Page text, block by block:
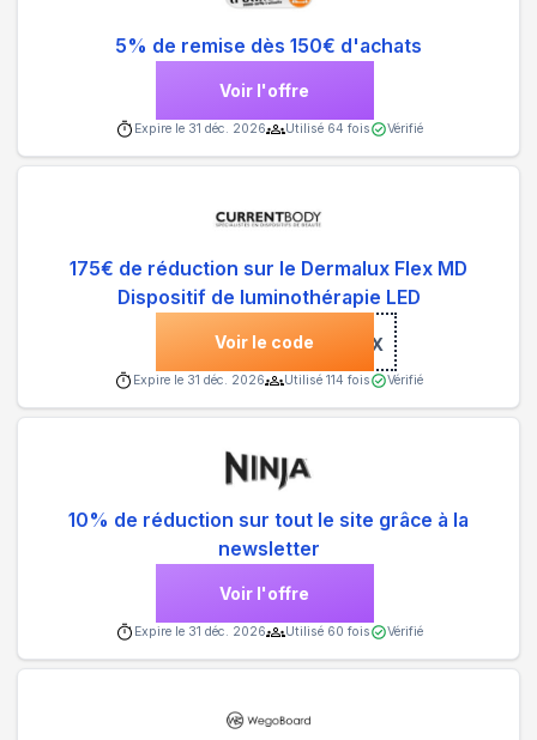
5% de remise dès 150€ d'achats
Voir l'offre
Expire le 31 déc. 2026 Utilisé 64 fois Vérifié
175€ de réduction sur le Dermalux Flex MD
Dispositif de luminothérapie LED
Voir le code
***SBELLEFLEX
Expire le 31 déc. 2026 Utilisé 114 fois Vérifié
10% de réduction sur tout le site grâce à la
newsletter
Voir l'offre
Expire le 31 déc. 2026 Utilisé 60 fois Vérifié